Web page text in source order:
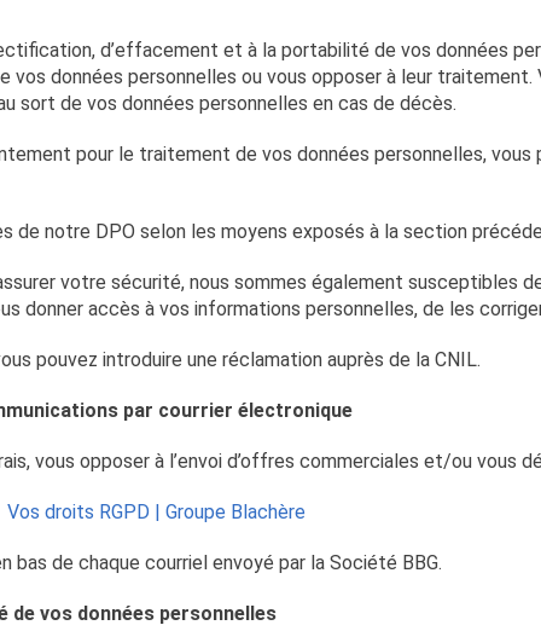
d’effacement et à la portabilité de vos données
données personnelles ou vous opposer à leur traitement.
sort de vos données personnelles en cas de décès.
pour le traitement de vos données personnelles,
de notre DPO selon les moyens exposés à la section
votre sécurité, nous sommes également susceptibles
donner accès à vos informations personnelles, de les
pouvez introduire une réclamation auprès de la CNIL.
par courrier électronique
vous opposer à l’envoi d’offres commerciales et/ou vous
Vos droits RGPD | Groupe Blachère
bas de chaque courriel envoyé par la Société BBG.
vos données personnelles